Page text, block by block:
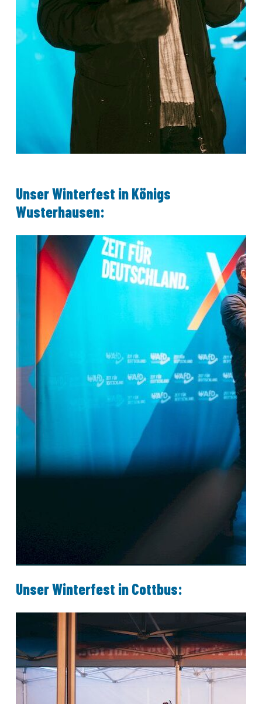
Unser Winterfest in Königs
Wusterhausen:
Unser Winterfest in Cottbus: